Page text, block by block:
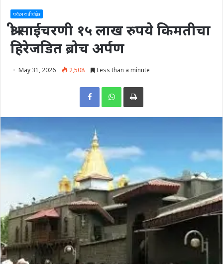
पर्यटन व तीर्थक्षेत्र
श्री साईचरणी १५ लाख रुपये किमतीचा
हिरेजडित ब्रोच अर्पण
May 31, 2026 2,508 Less than a minute
Print